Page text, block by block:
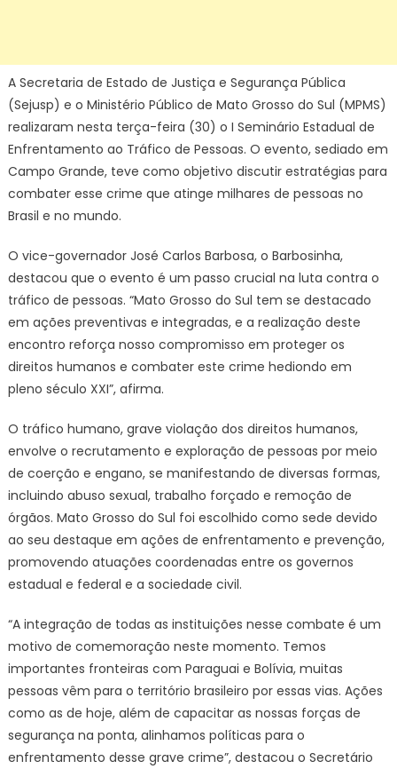
A Secretaria de Estado de Justiça e Segurança Pública
(Sejusp) e o Ministério Público de Mato Grosso do Sul (MPMS)
realizaram nesta terça-feira (30) o I Seminário Estadual de
Enfrentamento ao Tráfico de Pessoas. O evento, sediado em
Campo Grande, teve como objetivo discutir estratégias para
combater esse crime que atinge milhares de pessoas no
Brasil e no mundo.
O vice-governador José Carlos Barbosa, o Barbosinha,
destacou que o evento é um passo crucial na luta contra o
tráfico de pessoas. “Mato Grosso do Sul tem se destacado
em ações preventivas e integradas, e a realização deste
encontro reforça nosso compromisso em proteger os
direitos humanos e combater este crime hediondo em
pleno século XXI”, afirma.
O tráfico humano, grave violação dos direitos humanos,
envolve o recrutamento e exploração de pessoas por meio
de coerção e engano, se manifestando de diversas formas,
incluindo abuso sexual, trabalho forçado e remoção de
órgãos. Mato Grosso do Sul foi escolhido como sede devido
ao seu destaque em ações de enfrentamento e prevenção,
promovendo atuações coordenadas entre os governos
estadual e federal e a sociedade civil.
“A integração de todas as instituições nesse combate é um
motivo de comemoração neste momento. Temos
importantes fronteiras com Paraguai e Bolívia, muitas
pessoas vêm para o território brasileiro por essas vias. Ações
como as de hoje, além de capacitar as nossas forças de
segurança na ponta, alinhamos políticas para o
enfrentamento desse grave crime”, destacou o Secretário